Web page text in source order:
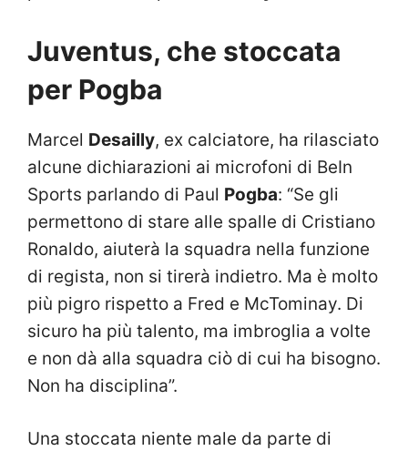
Juventus, che stoccata
per Pogba
Marcel Desailly, ex calciatore, ha rilasciato
alcune dichiarazioni ai microfoni di BeIn
Sports parlando di Paul Pogba: “Se gli
permettono di stare alle spalle di Cristiano
Ronaldo, aiuterà la squadra nella funzione
di regista, non si tirerà indietro. Ma è molto
più pigro rispetto a Fred e McTominay. Di
sicuro ha più talento, ma imbroglia a volte
e non dà alla squadra ciò di cui ha bisogno.
Non ha disciplina”.
Una stoccata niente male da parte di